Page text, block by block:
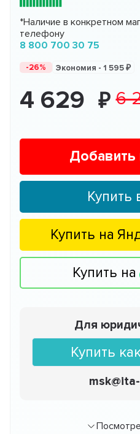
*Наличие в конкретном
телефону
8 800 700 30 75
-26% Экономия -1 595
4 629 6
Добавить
Купить
Купить на
Купить на
Для
Купить